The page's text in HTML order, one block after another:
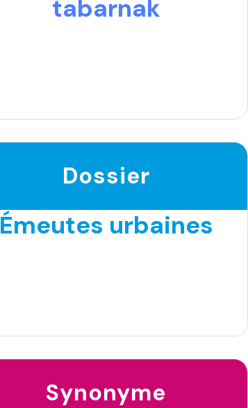
tabarnak
Dossier
Émeutes urbaines
Synonyme